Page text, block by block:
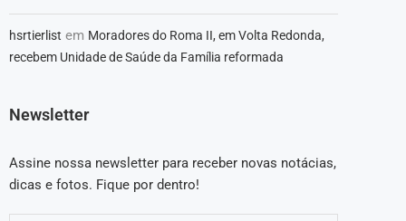
hsrtierlist em Moradores do Roma II, em Volta Redonda,
recebem Unidade de Saúde da Família reformada
Newsletter
Assine nossa newsletter para receber novas notácias,
dicas e fotos. Fique por dentro!